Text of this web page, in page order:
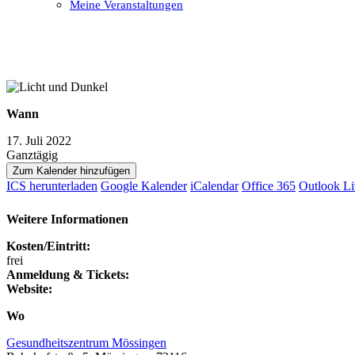
Meine Veranstaltungen
Wann
17. Juli 2022
Ganztägig
Zum Kalender hinzufügen
ICS herunterladen Google Kalender iCalendar Office 365 Outlook
Weitere Informationen
Kosten/Eintritt:
frei
Anmeldung & Tickets:
Website:
Wo
Gesundheitszentrum Mössingen